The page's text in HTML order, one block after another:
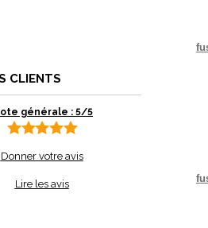
CLIENTS
générale : 5/5
Donner votre avis
Lire les avis